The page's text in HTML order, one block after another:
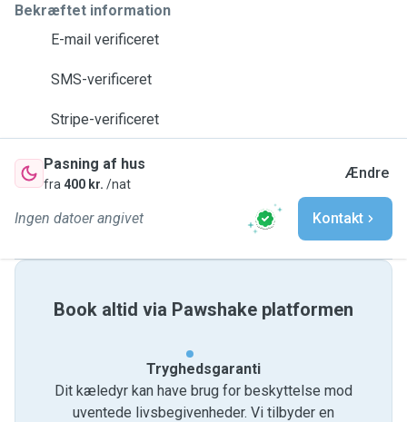
Bekræftet information
E-mail verificeret
SMS-verificeret
Stripe-verificeret
Pasning af hus
fra 400 kr. /nat
Ændre
Ingen datoer angivet Kontakt
Book altid via Pawshake platformen
Tryghedsgaranti
Dit kæledyr kan have brug for beskyttelse mod
uventede livsbegivenheder. Vi tilbyder en